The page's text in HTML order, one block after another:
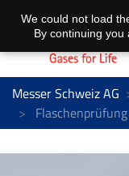
Messer Schweiz AG
Flaschenprüfung
We could not load
By continuing you